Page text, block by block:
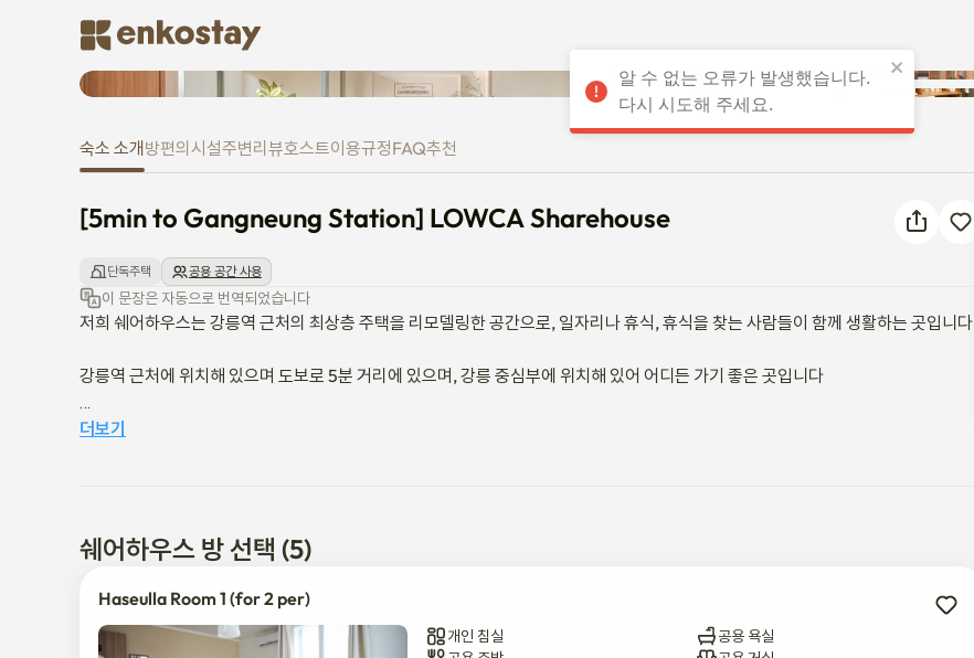
[5min to Gangneung Station] LOWCA Sharehouse
숙소 소개 방편의시설주변리뷰호스트이용규정FAQ추천
[5min to Gangneung Station] LOWCA Sharehouse
단독주택 공용 공간 사용
이 문장은 자동으로 번역되었습니다
저희 쉐어하우스는 강릉역 근처의 최상층 주택을 리모델링한 공간으로, 일자리나 휴식, 휴식을 찾는 사람들이 함께 생활하는 곳입니다
강릉역 근처에 위치해 있으며 도보로 5분 거리에 있으며, 강릉 중심부에 위치해 있어 어디든 가기 좋은 곳입니다
강릉이 있는 편안한 공간과 하늘이 있는 옥상 정원에서 일상의 여유를 느껴보세요
(침구를 직접 가져올 수 없는 경우, 세트를 추가로 10,000원에 대여할 수 있습니다.)
더보기
쉐어하우스 방 선택 (5)
Haseulla Room 1 (for 2 per)
개인 침실
공용 욕실
다시 시도해 주세요.